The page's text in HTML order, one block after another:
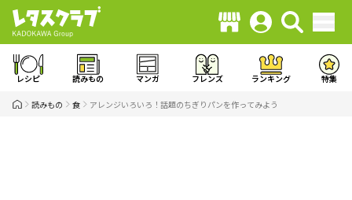
レシピ 読みもの マンガ フレンズ ランキング 特集
読みもの 食 アレンジいろいろ！話題のちぎりパンを作ってみよう